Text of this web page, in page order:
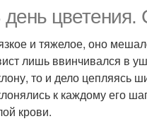
день цветения.
и тяжелое, оно
лишь ввинчивался в
то и дело цепляясь
к каждому его
крови.